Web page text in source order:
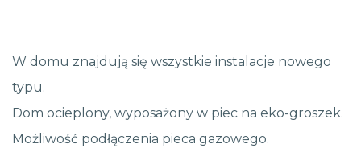
W domu znajdują się wszystkie instalacje nowego
typu.
Dom ocieplony, wyposażony w piec na eko-groszek.
Możliwość podłączenia pieca gazowego.